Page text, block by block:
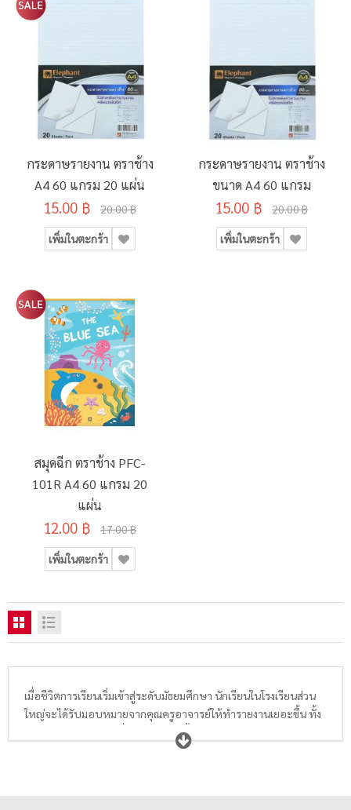
กระดาษรายงาน ตราช้าง
A4 60 แกรม 20 แผ่น
15.00 ฿ 20.00 ฿
เพิ่มในตะกร้า
กระดาษรายงาน ตราช้าง
ขนาด A4 60 แกรม
15.00 ฿ 20.00 ฿
เพิ่มในตะกร้า
สมุดฉีก ตราช้าง PFC-
101R A4 60 แกรม 20
แผ่น
12.00 ฿ 17.00 ฿
เพิ่มในตะกร้า
เมื่อชีวิตการเรียนเริ่มเข้าสู่ระดับมัธยมศึกษา นักเรียนในโรงเรียนส่วน
ใหญ่จะได้รับมอบหมายจากคุณครูอาจารย์ให้ทำรายงานเยอะขึ้น ทั้ง
รายงานกลุ่มหรืองานเดี่ยว ทำให้ต้องซื้อสมุดฉีกและสมุดรายงาน
เตรียมไว้ในพร้อมในกระเป๋าเสมอ สมุดฉีกมีหลายประเภท ได้แก่